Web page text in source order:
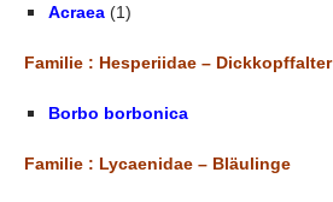
Acraea (1)
Familie : Hesperiidae – Dickkopffalter
Borbo borbonica
Familie : Lycaenidae – Bläulinge